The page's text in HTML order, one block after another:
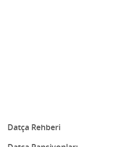
Dekorasyon
Demir Doğrama
Datça Rehberi